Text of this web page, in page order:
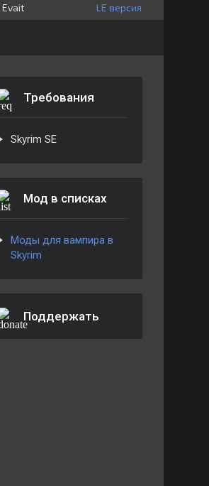
⁣⁣⁣Evait LE версия
Требования
Skyrim SE
Мод в списках
Моды для вампира в
Skyrim
Поддержать